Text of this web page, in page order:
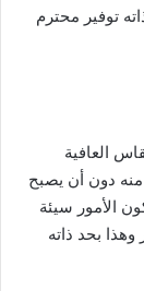
توفير محترم
العافية
منه دون أن يصبح
الأمور سيئة
وهذا بحد ذاته